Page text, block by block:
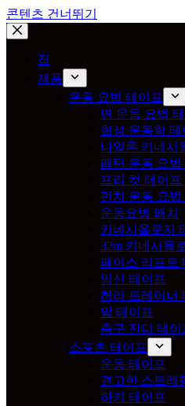
콘텐츠 건너뛰기
집
제품
운동 요법 테이프
면 운동 요법
합성 운동학 테
나일론 키네시
패턴 운동 요법
프리 컷 테이프
펀치 운동 요법
운동요법 패치
키네시올로지
32m 키네시올
페이스 리프트
임신 테이프
허리 트레이너
말 테이프
축구 잔디 테이
스포츠 테이프
운동 테이프
견고한 스트래
하키 테이프